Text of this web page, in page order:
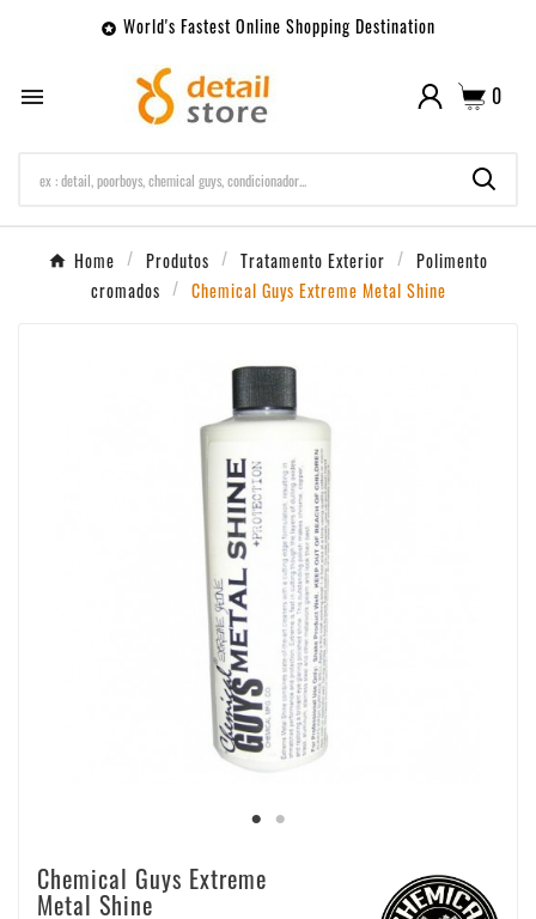
 World's Fastest Online Shopping Destination
 0
Home Produtos Tratamento Exterior
Polimento
cromados
Chemical Guys Extreme Metal Shine
Chemical Guys Extreme
Metal Shine